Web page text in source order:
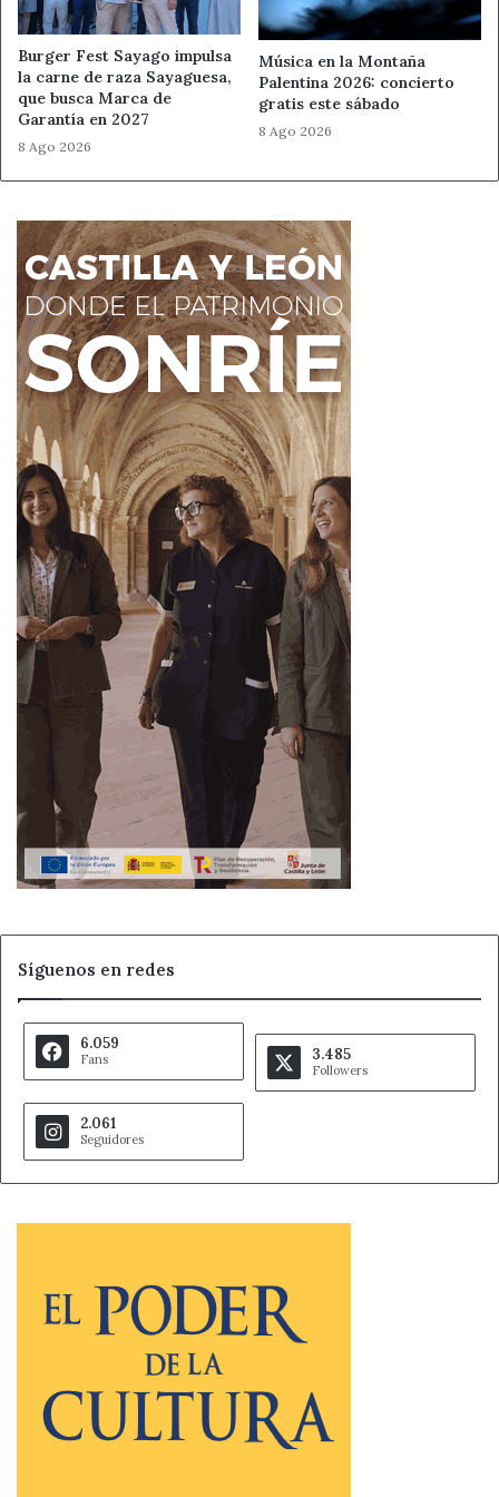
actividades parque de la era trobajo
eventos leon mayo
feria cerveza artesana leon
feria de artesanos cerveceros beer sar
festival cerveza trobajo del camino
marcas cerveza artesana leon
Burger Fest Sayago impulsa
la carne de raza Sayaguesa,
que busca Marca de
Garantía en 2027
8 Ago 2026
Música en la Montaña
Palentina 2026: concierto
gratis este sábado
8 Ago 2026
Síguenos en redes
6.059
Fans 3.485
Followers
2.061
Seguidores